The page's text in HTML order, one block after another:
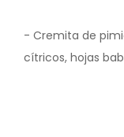
- Cremita de
cítricos, hojas